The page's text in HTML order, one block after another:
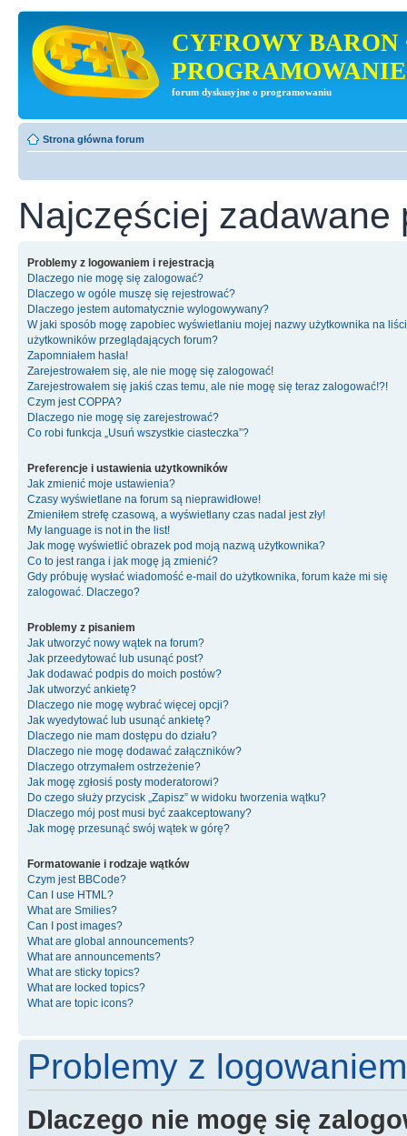
CYFROWY BARON
PROGRAMOWANIE
forum dyskusyjne o programowaniu
Strona główna forum
Najczęściej zadawane
Problemy z logowaniem i rejestracją
Dlaczego nie mogę się zalogować?
Dlaczego w ogóle muszę się rejestrować?
Dlaczego jestem automatycznie wylogowywany?
W jaki sposób mogę zapobiec wyświetlaniu mojej nazwy użytkownika na
użytkowników przeglądających forum?
Zapomniałem hasła!
Zarejestrowałem się, ale nie mogę się zalogować!
Zarejestrowałem się jakiś czas temu, ale nie mogę się teraz zalogować!?!
Czym jest COPPA?
Dlaczego nie mogę się zarejestrować?
Co robi funkcja „Usuń wszystkie ciasteczka”?
Preferencje i ustawienia użytkowników
Jak zmienić moje ustawienia?
Czasy wyświetlane na forum są nieprawidłowe!
Zmieniłem strefę czasową, a wyświetlany czas nadal jest zły!
My language is not in the list!
Jak mogę wyświetlić obrazek pod moją nazwą użytkownika?
Co to jest ranga i jak mogę ją zmienić?
Gdy próbuję wysłać wiadomość e-mail do użytkownika, forum każe mi się
zalogować. Dlaczego?
Problemy z pisaniem
Jak utworzyć nowy wątek na forum?
Jak przeedytować lub usunąć post?
Jak dodawać podpis do moich postów?
Jak utworzyć ankietę?
Dlaczego nie mogę wybrać więcej opcji?
Jak wyedytować lub usunąć ankietę?
Dlaczego nie mam dostępu do działu?
Dlaczego nie mogę dodawać załączników?
Dlaczego otrzymałem ostrzeżenie?
Jak mogę zgłosiś posty moderatorowi?
Do czego służy przycisk „Zapisz” w widoku tworzenia wątku?
Dlaczego mój post musi być zaakceptowany?
Jak mogę przesunąć swój wątek w górę?
Formatowanie i rodzaje wątków
Czym jest BBCode?
Can I use HTML?
What are Smilies?
Can I post images?
What are global announcements?
What are announcements?
What are sticky topics?
What are locked topics?
What are topic icons?
Problemy z
Dlaczego nie mogę się